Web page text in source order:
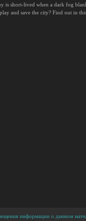
is short-lived when a dark fog
and save the city? Find out in
информации о данном